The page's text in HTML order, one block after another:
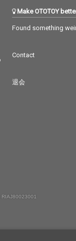
Make OTOTOY
Found something
Contact
退会